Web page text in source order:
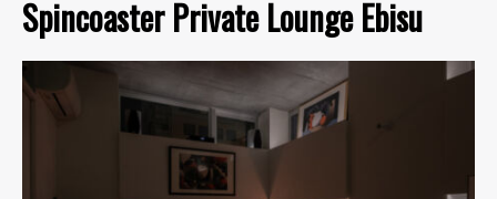
Spincoaster Private Lounge Ebisu